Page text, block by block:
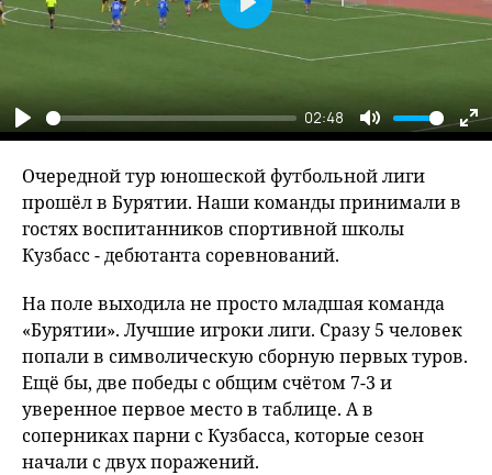
Play
02:48
Mute
Play
Очередной тур юношеской футбольной лиги
прошёл в Бурятии. Наши команды принимали в
гостях воспитанников спортивной школы
Кузбасс - дебютанта соревнований.
На поле выходила не просто младшая команда
«Бурятии». Лучшие игроки лиги. Сразу 5 человек
попали в символическую сборную первых туров.
Ещё бы, две победы с общим счётом 7-3 и
уверенное первое место в таблице. А в
соперниках парни с Кузбасса, которые сезон
начали с двух поражений.